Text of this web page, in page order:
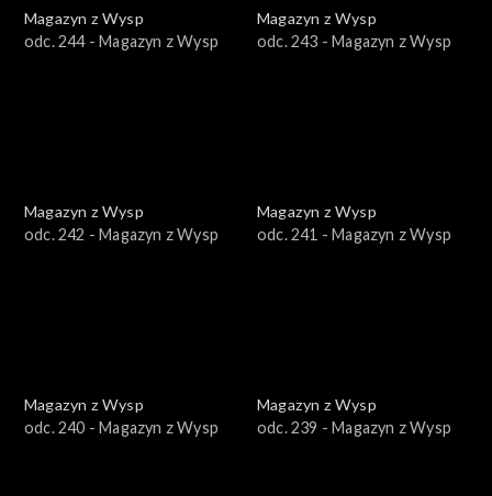
Magazyn z Wysp
odc. 244 - Magazyn z Wysp
Magazyn z Wysp
odc. 243 - Magazyn z Wysp
Magazyn z Wysp
odc. 242 - Magazyn z Wysp
Magazyn z Wysp
odc. 241 - Magazyn z Wysp
Magazyn z Wysp
odc. 240 - Magazyn z Wysp
Magazyn z Wysp
odc. 239 - Magazyn z Wysp